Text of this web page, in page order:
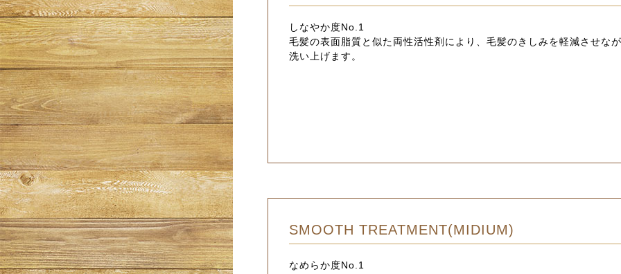
しなやか度No.1
毛髪の表面脂質と似た両性活性剤により、毛髪のきしみを軽減させな
洗い上げます。
SMOOTH TREATMENT(MIDIUM)
なめらか度No.1